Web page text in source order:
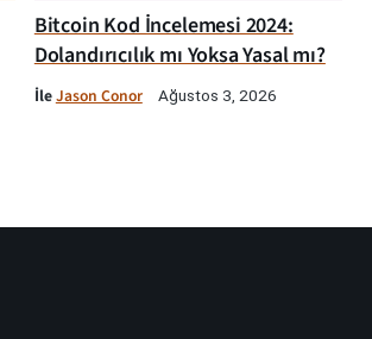
Bitcoin Kod İncelemesi 2024:
Dolandırıcılık mı Yoksa Yasal mı?
İleJason Conor Ağustos 3, 2026